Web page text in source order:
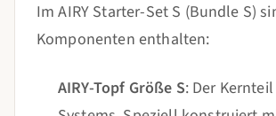
Im AIRY Starter-Set S (Bundle S)
Komponenten enthalten:
AIRY-Topf Größe S: Der